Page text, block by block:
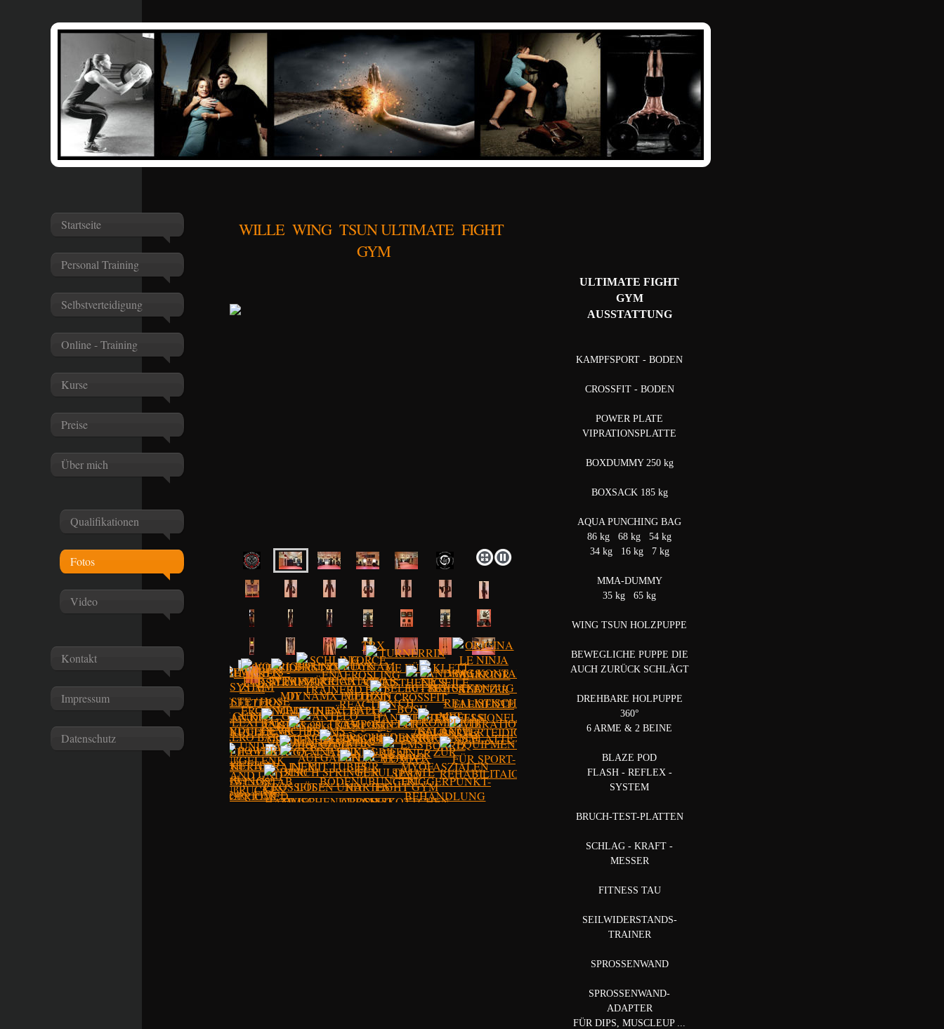
Startseite
Personal Training
Selbstverteidigung
Online - Training
Kurse
Preise
Über mich
Qualifikationen
Fotos
Video
Kontakt
Impressum
Datenschutz
WILLE WING TSUN ULTIMATE FIGHT
GYM
ULTIMATE FIGHT
GYM
AUSSTATTUNG
KAMPFSPORT - BODEN
CROSSFIT - BODEN
POWER PLATE
VIPRATIONSPLATTE
BOXDUMMY 250 kg
BOXSACK 185 kg
AQUA PUNCHING BAG
86 kg 68 kg 54 kg
34 kg 16 kg 7 kg
MMA-DUMMY
35 kg 65 kg
WING TSUN HOLZPUPPE
BEWEGLICHE PUPPE DIE
AUCH ZURÜCK SCHLÄGT
DREHBARE HOLPUPPE
360°
6 ARME & 2 BEINE
BLAZE POD
FLASH - REFLEX -
SYSTEM
BRUCH-TEST-PLATTEN
SCHLAG - KRAFT -
MESSER
FITNESS TAU
SEILWIDERSTANDS-
TRAINER
SPROSSENWAND
SPROSSENWAND-
ADAPTER
FÜR DIPS, MUSCLEUP ...